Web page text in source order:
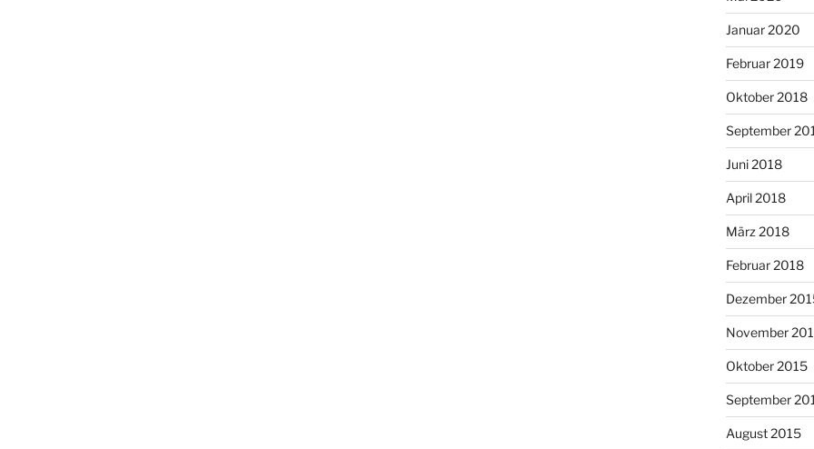
Januar 2020
Februar 2019
Oktober 2018
September
Juni 2018
April 2018
März 2018
Februar 2018
Dezember
November
Oktober 2015
September
August 2015